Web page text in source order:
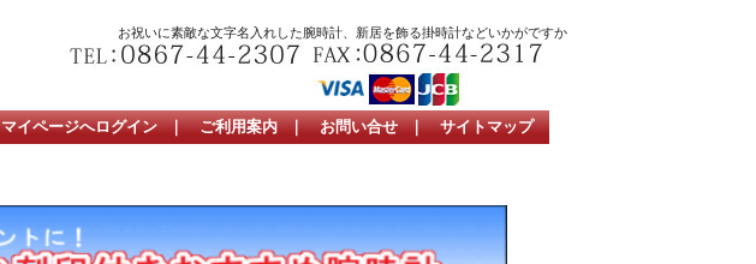
お祝いに素敵な文字名入れした腕時計、新居を飾る掛時計などいかがですか
マイページへログイン ｜ ご利用案内 ｜ お問い合せ ｜ サイトマップ